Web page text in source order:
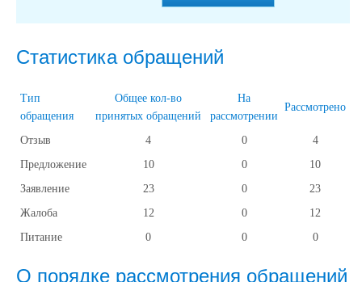
Статистика обращений
Тип
обращения
Общее кол-во
принятых обращений
На
рассмотрении
Рассмотрено
Отзыв 4 0
4
Предложение
10 0
10
Заявление
23 0
23
Жалоба
12 0
12
Питание
0 0 0
О порядке рассмотрения обращений